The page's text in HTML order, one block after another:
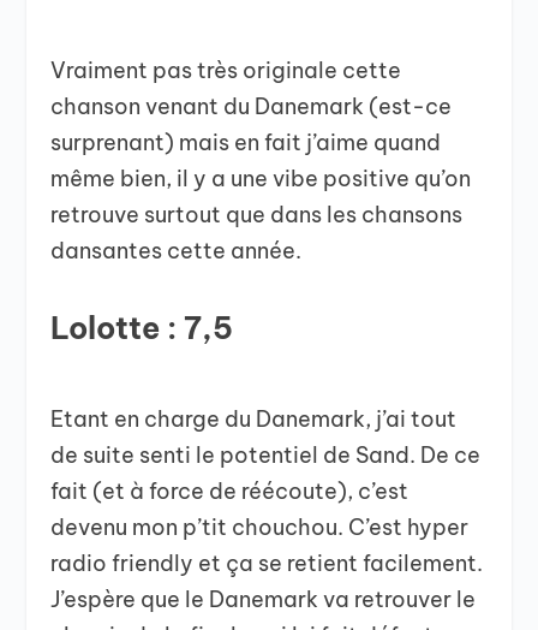
Vraiment pas très originale cette
chanson venant du Danemark (est-ce
surprenant) mais en fait j’aime quand
même bien, il y a une vibe positive qu’on
retrouve surtout que dans les chansons
dansantes cette année.
Lolotte : 7,5
Etant en charge du Danemark, j’ai tout
de suite senti le potentiel de Sand. De ce
fait (et à force de réécoute), c’est
devenu mon p’tit chouchou. C’est hyper
radio friendly et ça se retient facilement.
J’espère que le Danemark va retrouver le